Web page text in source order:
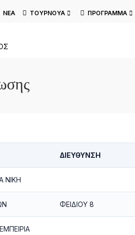
ΝΈΑ ΤΟΥΡΝΟΥΆ ΠΡΌΓΡΑΜΜΑ
ΔΙΕΎΘΥΝΣΗ
ΝΙΚΗ
ΦΕΙΔΙΟΥ 8